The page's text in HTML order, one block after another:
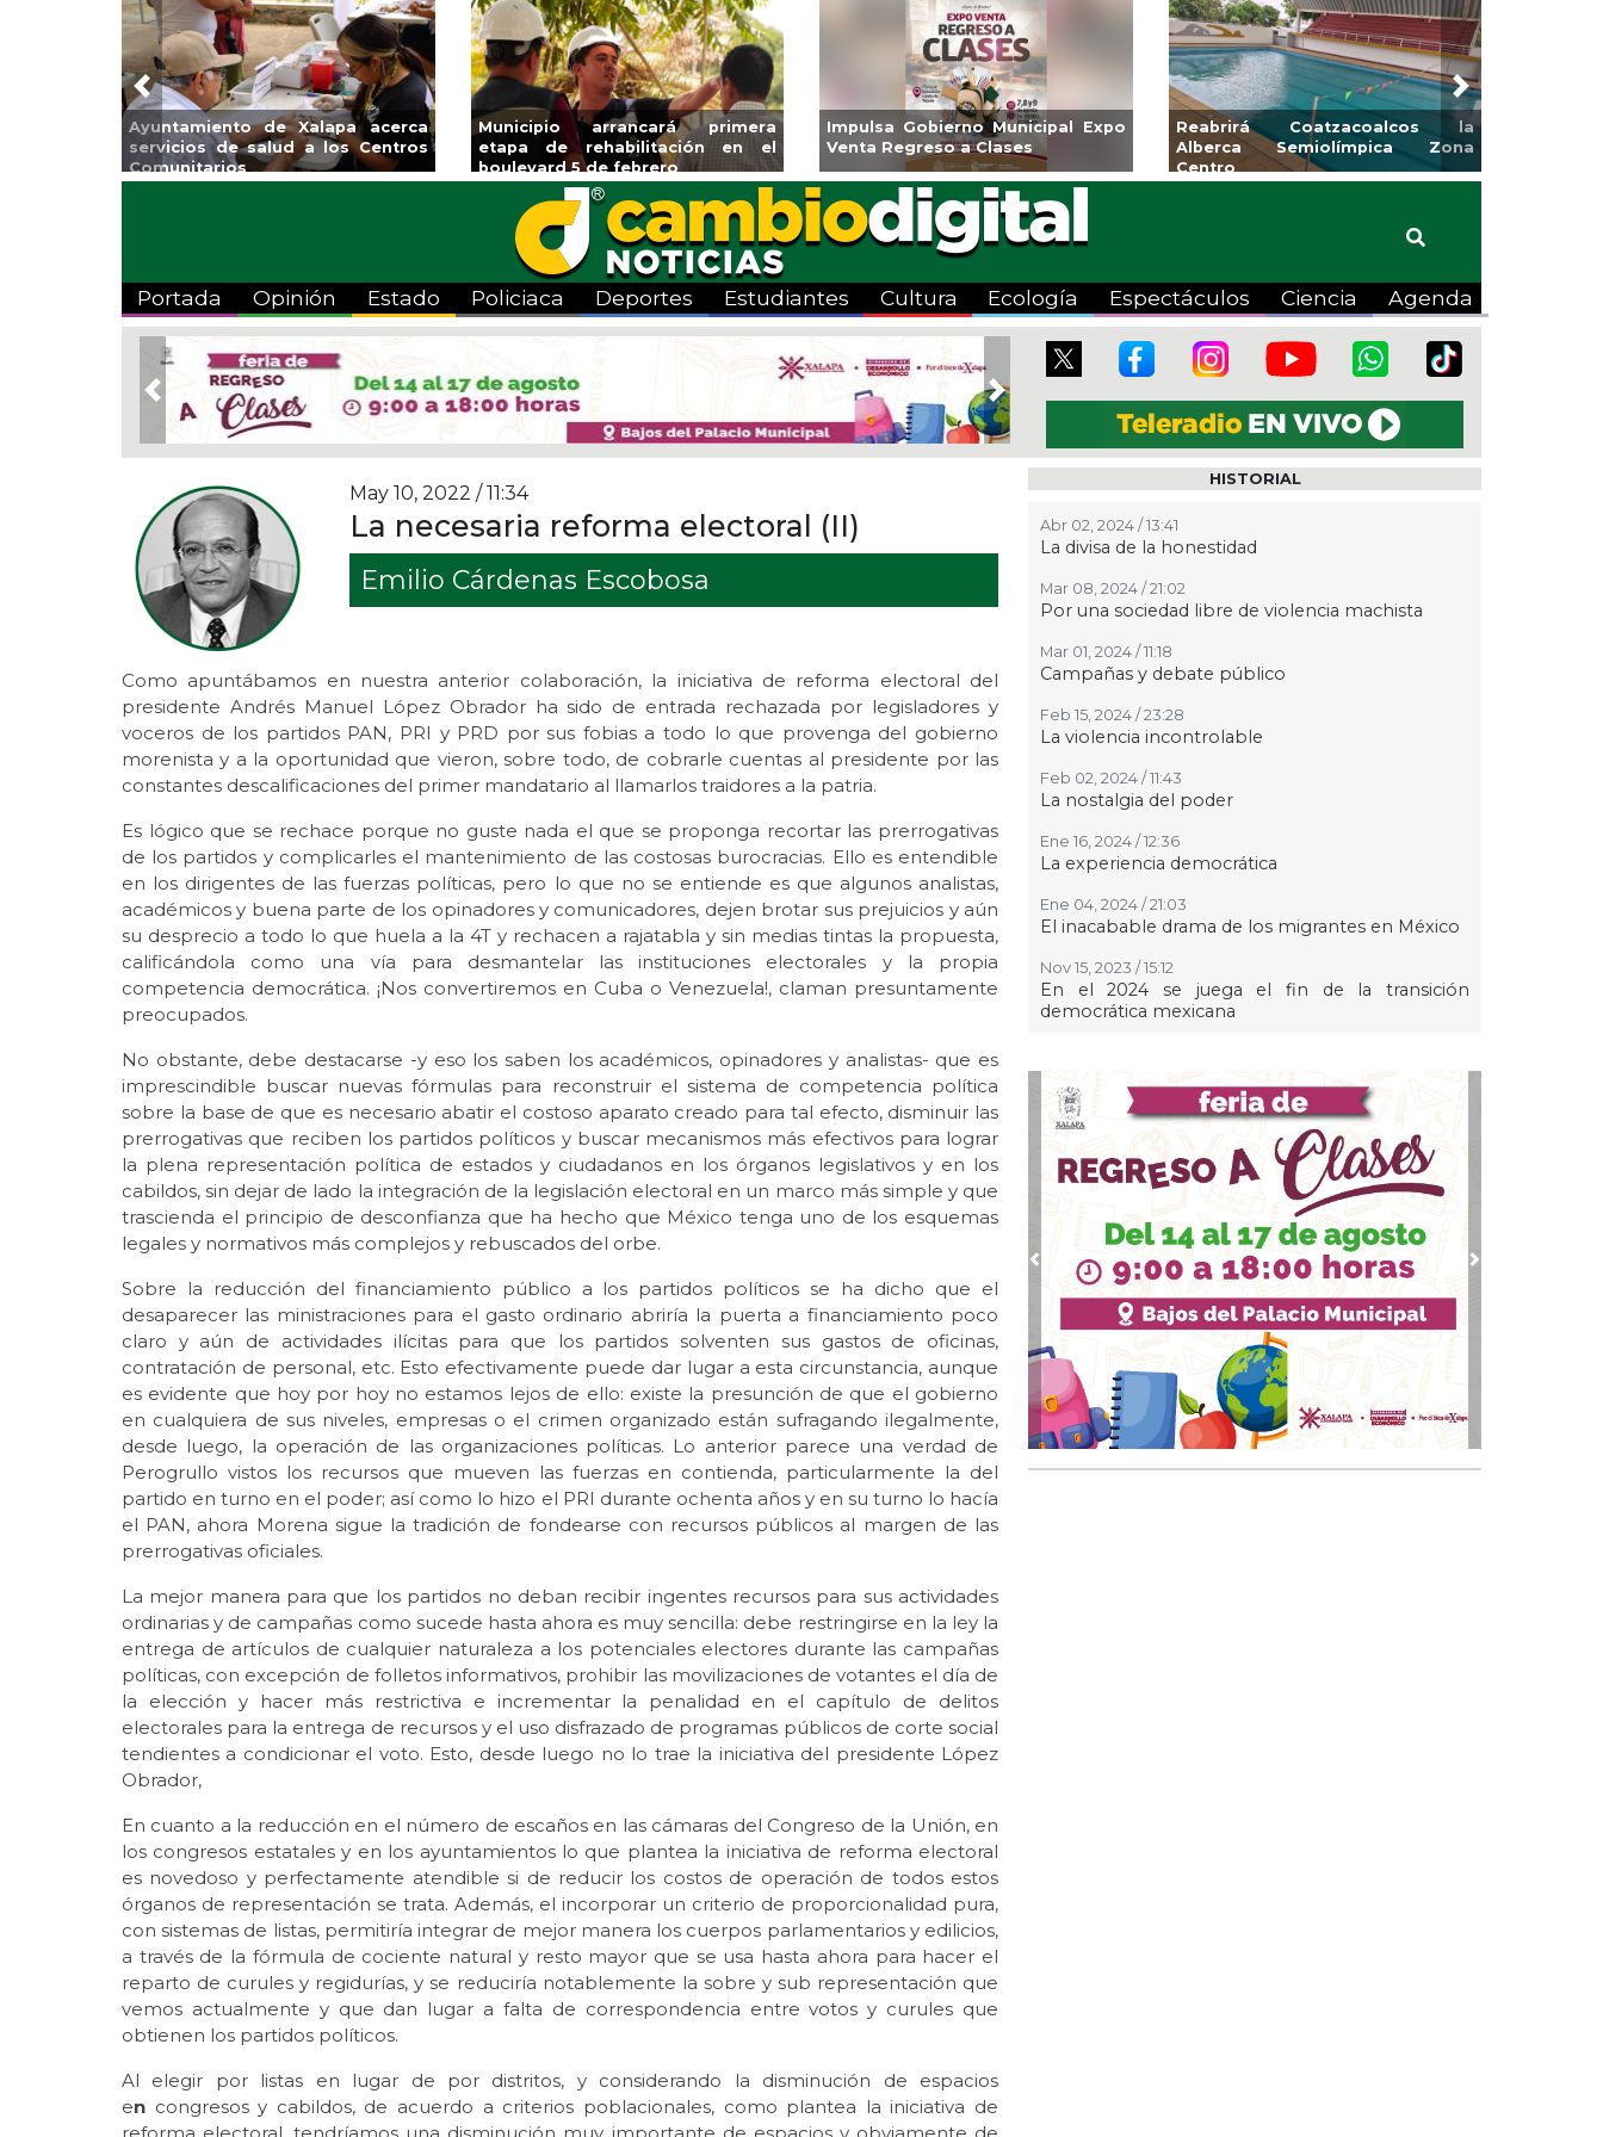
Invita Ayuntamiento de Veracruz
a Temporada de Artes “Escena
Viva”
Aplicará CMAS el Programa de
Tandeo durante agosto
Guarniciones y banquetas para la
colonia El Mango en Pánuco
Emprendedores de Xalapa
exponen en Mercadito
Bicentenario
Previous Next
Portada Opinión Estado Policiaca Deportes Estudiantes Cultura Ecología Espectáculos Ciencia Agenda
Previous Next
May 10, 2022 / 11:34
La necesaria reforma electoral (II)
Emilio Cárdenas Escobosa
Como apuntábamos en nuestra anterior colaboración, la iniciativa de reforma electoral del
presidente Andrés Manuel López Obrador ha sido de entrada rechazada por legisladores y
voceros de los partidos PAN, PRI y PRD por sus fobias a todo lo que provenga del gobierno
morenista y a la oportunidad que vieron, sobre todo, de cobrarle cuentas al presidente por las
constantes descalificaciones del primer mandatario al llamarlos traidores a la patria.
Es lógico que se rechace porque no guste nada el que se proponga recortar las prerrogativas
de los partidos y complicarles el mantenimiento de las costosas burocracias. Ello es entendible
en los dirigentes de las fuerzas políticas, pero lo que no se entiende es que algunos analistas,
académicos y buena parte de los opinadores y comunicadores, dejen brotar sus prejuicios y aún
su desprecio a todo lo que huela a la 4T y rechacen a rajatabla y sin medias tintas la propuesta,
calificándola como una vía para desmantelar las instituciones electorales y la propia
competencia democrática. ¡Nos convertiremos en Cuba o Venezuela!, claman presuntamente
preocupados.
No obstante, debe destacarse -y eso los saben los académicos, opinadores y analistas- que es
imprescindible buscar nuevas fórmulas para reconstruir el sistema de competencia política
sobre la base de que es necesario abatir el costoso aparato creado para tal efecto, disminuir las
prerrogativas que reciben los partidos políticos y buscar mecanismos más efectivos para lograr
la plena representación política de estados y ciudadanos en los órganos legislativos y en los
cabildos, sin dejar de lado la integración de la legislación electoral en un marco más simple y que
trascienda el principio de desconfianza que ha hecho que México tenga uno de los esquemas
legales y normativos más complejos y rebuscados del orbe.
Sobre la reducción del financiamiento público a los partidos políticos se ha dicho que el
desaparecer las ministraciones para el gasto ordinario abriría la puerta a financiamiento poco
claro y aún de actividades ilícitas para que los partidos solventen sus gastos de oficinas,
contratación de personal, etc. Esto efectivamente puede dar lugar a esta circunstancia, aunque
es evidente que hoy por hoy no estamos lejos de ello: existe la presunción de que el gobierno
en cualquiera de sus niveles, empresas o el crimen organizado están sufragando ilegalmente,
desde luego, la operación de las organizaciones políticas. Lo anterior parece una verdad de
Perogrullo vistos los recursos que mueven las fuerzas en contienda, particularmente la del
partido en turno en el poder; así como lo hizo el PRI durante ochenta años y en su turno lo hacía
el PAN, ahora Morena sigue la tradición de fondearse con recursos públicos al margen de las
prerrogativas oficiales.
La mejor manera para que los partidos no deban recibir ingentes recursos para sus actividades
ordinarias y de campañas como sucede hasta ahora es muy sencilla: debe restringirse en la ley la
entrega de artículos de cualquier naturaleza a los potenciales electores durante las campañas
políticas, con excepción de folletos informativos, prohibir las movilizaciones de votantes el día de
la elección y hacer más restrictiva e incrementar la penalidad en el capítulo de delitos
electorales para la entrega de recursos y el uso disfrazado de programas públicos de corte social
tendientes a condicionar el voto. Esto, desde luego no lo trae la iniciativa del presidente López
Obrador,
En cuanto a la reducción en el número de escaños en las cámaras del Congreso de la Unión, en
los congresos estatales y en los ayuntamientos lo que plantea la iniciativa de reforma electoral
es novedoso y perfectamente atendible si de reducir los costos de operación de todos estos
órganos de representación se trata. Además, el incorporar un criterio de proporcionalidad pura,
con sistemas de listas, permitiría integrar de mejor manera los cuerpos parlamentarios y edilicios,
a través de la fórmula de cociente natural y resto mayor que se usa hasta ahora para hacer el
reparto de curules y regidurías, y se reduciría notablemente la sobre y sub representación que
vemos actualmente y que dan lugar a falta de correspondencia entre votos y curules que
obtienen los partidos políticos.
Al elegir por listas en lugar de por distritos, y considerando la disminución de espacios
en congresos y cabildos, de acuerdo a criterios poblacionales, como plantea la iniciativa de
HISTORIAL
Abr 02, 2024 / 13:41
La divisa de la honestidad
Mar 08, 2024 / 21:02
Por una sociedad libre de violencia machista
Mar 01, 2024 / 11:18
Campañas y debate público
Feb 15, 2024 / 23:28
La violencia incontrolable
Feb 02, 2024 / 11:43
La nostalgia del poder
Ene 16, 2024 / 12:36
La experiencia democrática
Ene 04, 2024 / 21:03
El inacabable drama de los migrantes en México
Nov 15, 2023 / 15:12
En el 2024 se juega el fin de la transición
democrática mexicana
La banalidad del mal vive entre nosotros
Oct 10, 2023 / 12:26
La guerra sin fin en Oriente Medio
Oct 09, 2023 / 11:09
Entre la desconfianza y el conformismo
Sep 12, 2023 / 23:09
Tendremos Presidenta
Sep 07, 2023 / 13:22
La solución contra el dedazo
Ago 02, 2023 / 18:27
Libros de texto para conservadores
Jul 18, 2023 / 14:33
El fenómeno Xóchitl: ¿Riesgo calculado de
AMLO?
Previous Next